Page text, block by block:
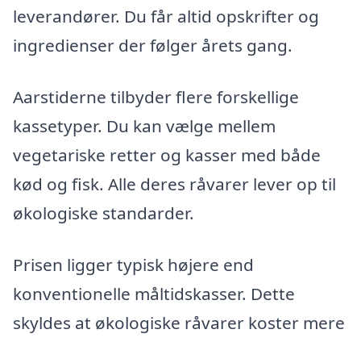
leverandører. Du får altid opskrifter og
ingredienser der følger årets gang.
Aarstiderne tilbyder flere forskellige
kassetyper. Du kan vælge mellem
vegetariske retter og kasser med både
kød og fisk. Alle deres råvarer lever op til
økologiske standarder.
Prisen ligger typisk højere end
konventionelle måltidskasser. Dette
skyldes at økologiske råvarer koster mere